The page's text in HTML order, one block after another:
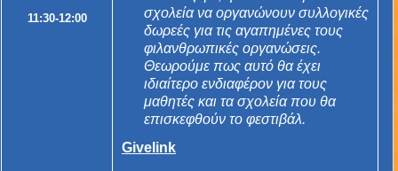
11:30-12:00
σχολεία να οργανώνουν συλλογικές
δωρεές για τις αγαπημένες τους
φιλανθρωπικές οργανώσεις.
Θεωρούμε πως αυτό θα έχει
ιδιαίτερο ενδιαφέρον για τους
μαθητές και τα σχολεία που θα
επισκεφθούν το φεστιβάλ.
Givelink